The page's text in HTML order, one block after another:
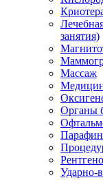
занятия)
Массаж
Органы
Ударно-